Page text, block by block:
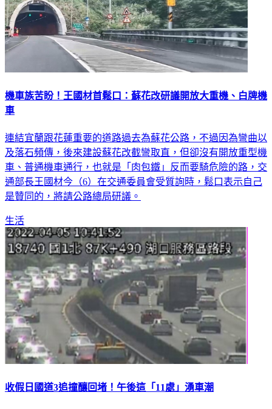
機車族苦盼！王國材首鬆口：蘇花改研議開放大重機、白牌機
車
連結宜蘭跟花蓮重要的道路過去為蘇花公路，不過因為彎曲以
及落石頻傳，後來建設蘇花改截彎取直，但卻沒有開放重型機
車、普通機車通行，也就是「肉包鐵」反而要騎危險的路，交
通部長王國材今（6）在交通委員會受質詢時，鬆口表示自己
是贊同的，將請公路總局研議。
生活
收假日國道3追撞釀回堵！午後這「11處」湧車潮